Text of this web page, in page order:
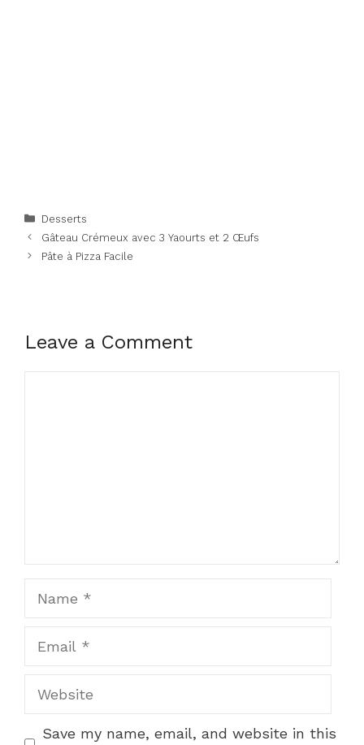
Categories
Desserts
Gâteau Crémeux avec 3 Yaourts et 2 Œufs
Pâte à Pizza Facile
Leave a Comment
Save my name, email, and website in this